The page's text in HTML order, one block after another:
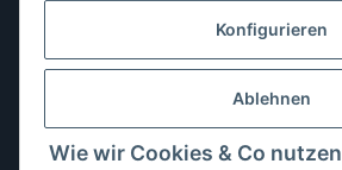
Konfigurieren
Ablehnen
Wie wir Cookies & Co nutzen
10:00–13:00 Uhr
Freitag:10:00–13:00, 14:00–18:00 Uhr
Sonntag: geschlossen